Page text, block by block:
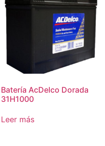
Batería AcDelco Dorada
31H1000
Leer más